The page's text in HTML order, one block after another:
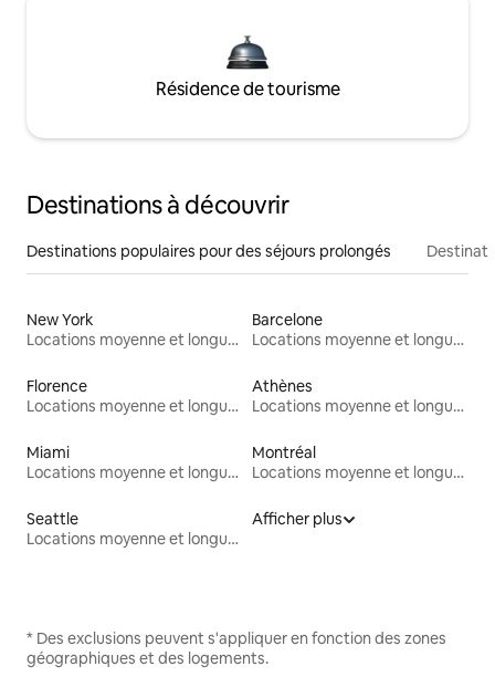
Résidence de tourisme
Destinations à découvrir
Destinations populaires pour des séjours prolongés
New York
Locations moyenne et longue durée
Barcelone
Locations moyenne et longue durée
Florence
Locations moyenne et longue durée
Athènes
Locations moyenne et longue durée
Miami
Locations moyenne et longue durée
Montréal
Locations moyenne et longue durée
Seattle
Locations moyenne et longue durée
Afficher plus
* Des exclusions peuvent s'appliquer en fonction des zones
géographiques et des logements.